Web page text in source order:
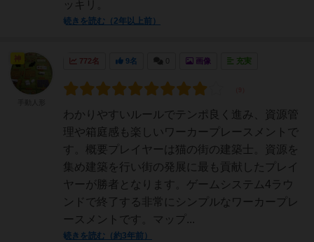
ッキリ。
続きを読む（2年以上前）
772名 9名 画像 充実
わかりやすいルールでテンポ良く進み、資源管
理や箱庭感も楽しいワーカープレースメントで
す。概要プレイヤーは猫の街の建築士。資源を
集め建築を行い街の発展に最も貢献したプレイ
ヤーが勝者となります。ゲームシステム4ラウ
ンドで終了する非常にシンプルなワーカープレ
ースメントです。マップ...
続きを読む（約3年前）
神